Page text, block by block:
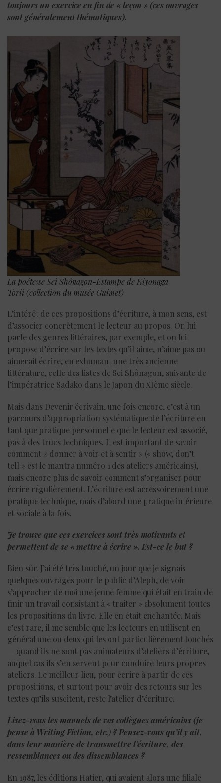
toujours un exercice en fin de « leçon » (ces ouvrages
sont généralement thématiques).
La poétesse Sei Shônagon-Estampe de Kiyonaga
Torii (collection du musée Guimet)
L’intérêt de ces propositions d’écriture, à mon sens, est
d’associer concrètement le lecteur au propos. On lui
parle des genres littéraires, par exemple, et on lui
propose d’écrire sur les textes qu’il aime, n’aime pas ou
aimerait écrire, en exhumant une très ancienne
littérature, celle des listes de Sei Shônagon, suivante de
l’impératrice Sadako dans le Japon du XIème siècle.
Mais dans Devenir écrivain, une fois encore, c’est à un
parcours d’appropriation systématique de l’écriture en
tant que pratique personnelle que le lecteur est associé,
pas à des trucs techniques. Il est important de savoir
comment « donner à voir et à sentir » (« show, don’t
tell » est le mantra numéro 1 des ateliers américains),
mais encore plus de savoir comment s’organiser pour
écrire régulièrement. L’écriture est accessoirement une
pratique technique, mais d’abord une pratique intérieure
et sociale à la fois.
Je trouve que ces exercices sont très motivants et
permettent de se « mettre à écrire ». Est-ce le but ?
Bien sûr. J’ai été très touché, un jour que je signais
quelques ouvrages pour le public d’Aleph, de voir
s’approcher de moi une jeune femme qui était en train de
finir un travail consistant à « traiter » absolument toutes
les propositions du livre. Elle en était enchantée. Mais
c’est rare, il me semble que les lecteurs en utilisent en
général une ou deux qui les ont particulièrement touchés
— quand ils ne sont pas animateurs d’ateliers d’écriture,
auquel cas ils s’en servent pour conduire leurs propres
ateliers. Le meilleur lieu, pour écrire à partir de ces
propositions, et surtout pour avoir des retours sur les
textes qu’ils suscitent, reste l’atelier d’écriture.
Lisez-vous les manuels de vos collègues américains (je
pense à Writing Fiction, etc.) ? Pensez-vous qu’il y ait,
dans leur manière de transmettre l’écriture, des
ressemblances ou des dissemblances ?
En 1987, les éditions Hatier, qui avaient alors une filiale